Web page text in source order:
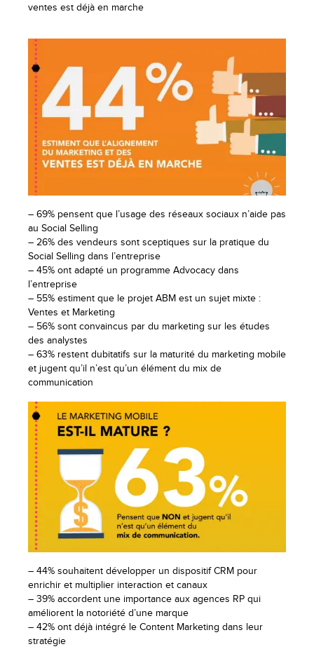
ventes est déjà en marche
– 69% pensent que l’usage des réseaux sociaux n’aide pas
au Social Selling
– 26% des vendeurs sont sceptiques sur la pratique du
Social Selling dans l’entreprise
– 45% ont adapté un programme Advocacy dans
l’entreprise
– 55% estiment que le projet ABM est un sujet mixte :
Ventes et Marketing
– 56% sont convaincus par du marketing sur les études
des analystes
– 63% restent dubitatifs sur la maturité du marketing mobile
et jugent qu’il n’est qu’un élément du mix de
communication
– 44% souhaitent développer un dispositif CRM pour
enrichir et multiplier interaction et canaux
– 39% accordent une importance aux agences RP qui
améliorent la notoriété d’une marque
– 42% ont déjà intégré le Content Marketing dans leur
stratégie